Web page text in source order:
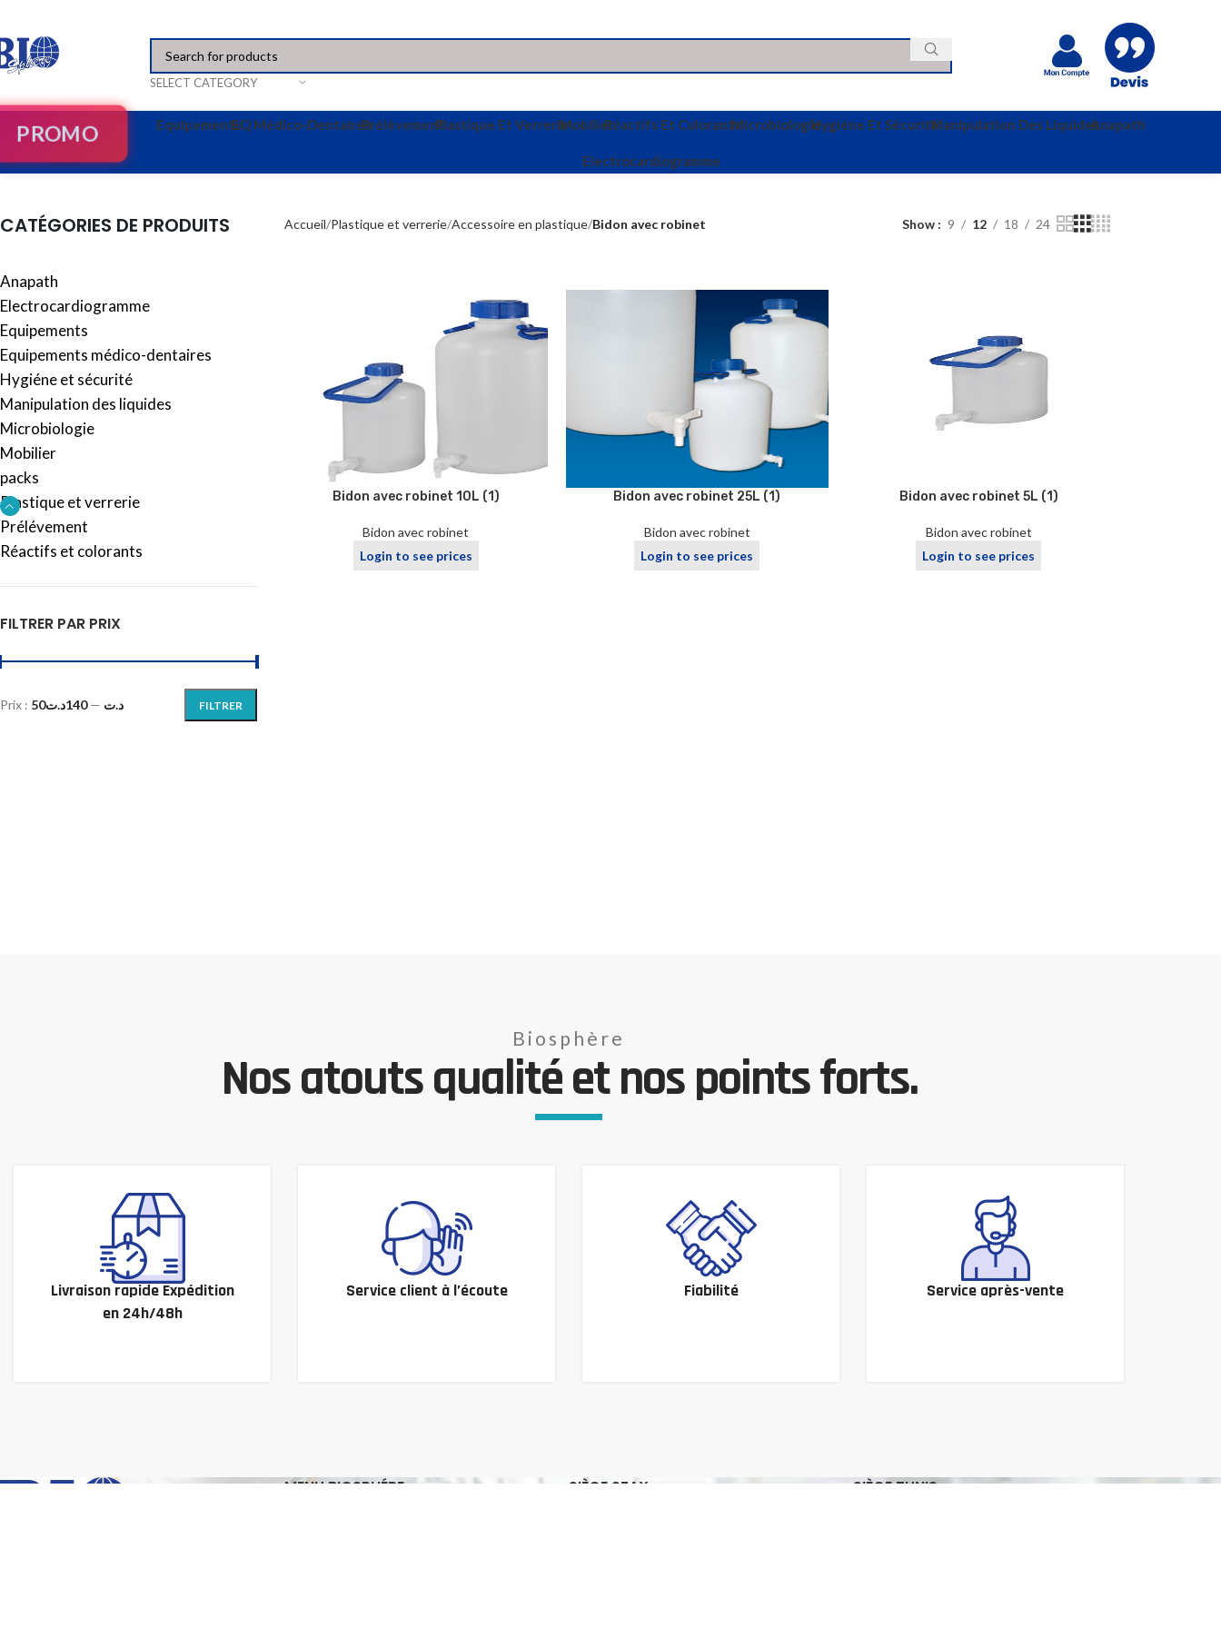
SELECT CATEGORY
PROMO EquipementsEQ Médico-DentairesPrélèvementPlastique Et VerrerieMobilierRéactifs Et ColorantsMicrobiologieHygiéne Et SécuritéManipulation Des LiquidesAnapath
Electrocardiogramme
CATÉGORIES DE PRODUITS
Anapath
Electrocardiogramme
Equipements
Equipements médico-dentaires
Hygiéne et sécurité
Manipulation des liquides
Microbiologie
Mobilier
packs
Plastique et verrerie
Prélévement
Réactifs et colorants
FILTRER PAR PRIX
FILTRER
Prix : 50د.ت —140د.ت
Accueil Plastique et verrerie Accessoire en plastique Bidon avec robinet Show 9 12 18 24
Bidon avec robinet 10L (1)
Bidon avec robinet
Login to see prices
Bidon avec robinet 25L (1)
Bidon avec robinet
Login to see prices
Bidon avec robinet 5L (1)
Bidon avec robinet
Login to see prices
Biosphère
Nos atouts qualité et nos points forts.
Livraison rapide Expédition
en 24h/48h
Service client à l’écoute Fiabilité Service après-vente
MENU BIOSPHÉRE SIÈGE SFAX SIÈGE TUNIS